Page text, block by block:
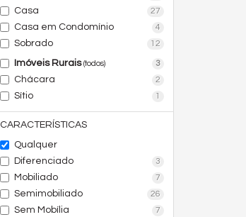
Casa 27
Casa em Condomínio 4
Sobrado 12
Imóveis Rurais(todos) 3
Chácara 2
Sítio 1
CARACTERÍSTICAS
Qualquer
Diferenciado
3
Mobiliado 7
Semimobiliado 26
Sem Mobília 7